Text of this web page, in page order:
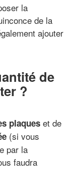
la
de la
ajouter
de
?
plaques et de
(si vous
par la
faudra